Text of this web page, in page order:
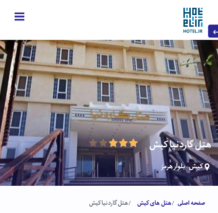
هتل گاردنیا کیش
کیش- بلوار هرمز
صفحه اصلی هتل های کیش هتل گاردنیا کیش